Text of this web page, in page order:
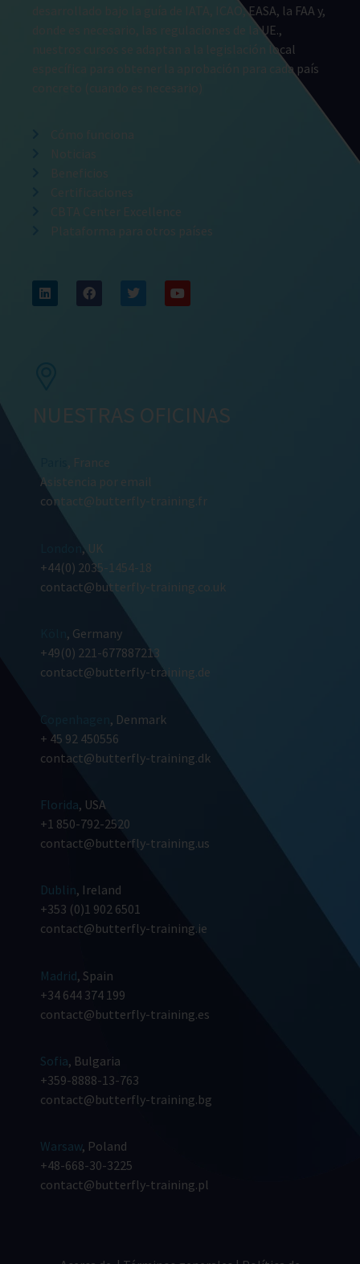
desarrollado bajo la guía de IATA, ICAO, EASA, la FAA y,
donde es necesario, las regulaciones de la UE.,
nuestros cursos se adaptan a la legislación local
específica para obtener la aprobación para cada país
CBTA Center Excellence
Plataforma para otros países
NUESTRAS OFICINAS
, France
Asistencia por email
contact@butterfly-training.fr
, UK
+44(0) 2035-1454-18
contact@butterfly-training.co.uk
, Germany
+49(0) 221-677887213
contact@butterfly-training.de
Copenhagen , Denmark
+ 45 92 450556
contact@butterfly-training.dk
Florida, USA
+1 850-792-2520
contact@butterfly-training.us
Dublin, Ireland
+353 (0)1 902 6501
contact@butterfly-training.ie
Madrid, Spain
+34 644 374 199
contact@butterfly-training.es
Sofia, Bulgaria
+359-8888-13-763
contact@butterfly-training.bg
Warsaw, Poland
+48-668-30-3225
contact@butterfly-training.pl